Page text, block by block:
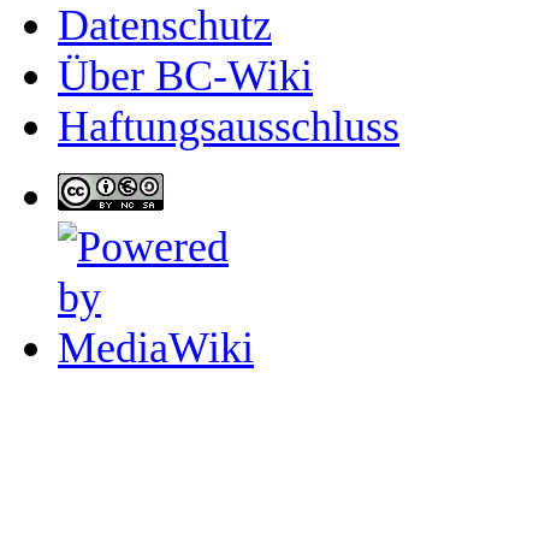
Datenschutz
Über BC-Wiki
Haftungsausschluss